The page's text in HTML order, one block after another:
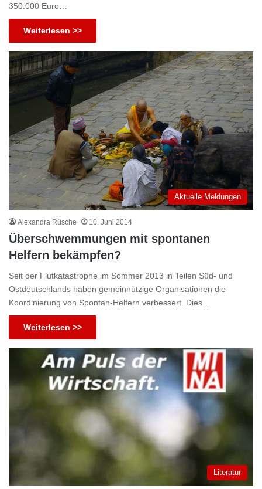
350.000 Euro…
Weiterlesen >>
Aktuelle Meldungen
Alexandra Rüsche 10. Juni 2014
Überschwemmungen mit spontanen
Helfern bekämpfen?
Seit der Flutkatastrophe im Sommer 2013 in Teilen Süd- und
Ostdeutschlands haben gemeinnützige Organisationen die
Koordinierung von Spontan-Helfern verbessert. Dies…
Weiterlesen >>
Literatur